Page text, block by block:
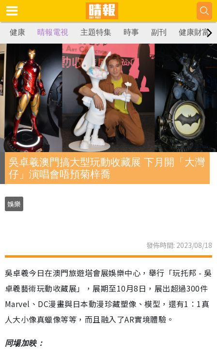
健康 晴報電視 主題特集 時事 副刊 健康財富
吳卓羲澳門搞大型玩動收藏展 下月開「大灣
仔」演唱會唔預菊梓喬
娛樂
發佈時間: 2023/08/18
吳卓羲今日在澳門旅遊塔會展娛樂中心，舉行「玩托邦 - 吳
卓羲藝術玩動收藏展」，展期至10月8日，展出超過300件
Marvel、DC漫畫與日本動漫珍藏塑像、模型，還有1：1真
人大小像真蠟像等等，而且融入了AR實境體驗。
同場加映：